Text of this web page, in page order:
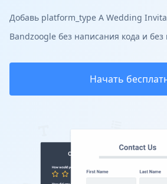
Добавь platform_type A Wedding
Bandzoogle без написания кода и без
Начать